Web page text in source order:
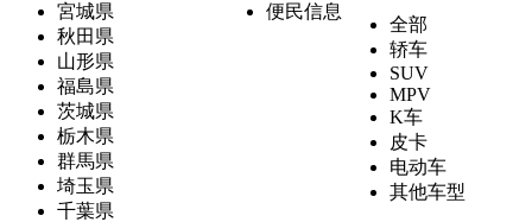
宮城県
秋田県
山形県
福島県
茨城県
栃木県
群馬県
埼玉県
千葉県
便民信息
全部
轿车
SUV
MPV
K车
皮卡
电动车
其他车型